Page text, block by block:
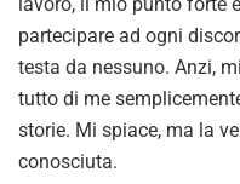
partecipare ad ogni
testa da nessuno. Anzi,
tutto di me
storie. Mi spiace, ma la
conosciuta.